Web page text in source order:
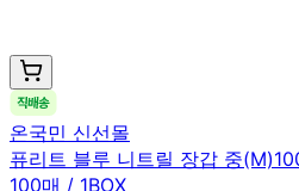
온국민 신선몰
퓨리트 블루 니트릴 장갑 중
100매 / 1BOX